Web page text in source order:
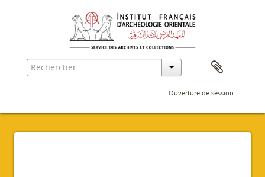
Ouverture de session